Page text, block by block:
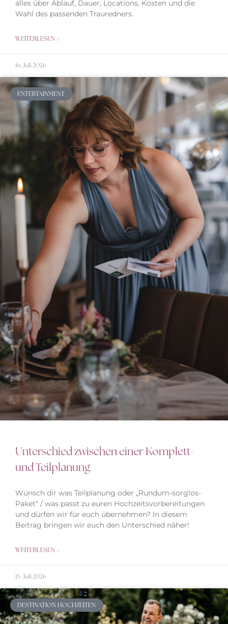
alles über Ablauf, Dauer, Locations, Kosten und die
Wahl des passenden Trauredners.
WEITERLESEN »
16. Juli 2026
ENTERTAINMENT
Unterschied zwischen einer Komplett-
und Teilplanung
Wünsch dir was Teilplanung oder „Rundum-sorglos-
Paket“ / was passt zu euren Hochzeitsvorbereitungen
und dürfen wir für euch übernehmen? In diesem
Beitrag bringen wir euch den Unterschied näher!
WEITERLESEN »
15. Juli 2026
DESTINATION HOCHZEITEN